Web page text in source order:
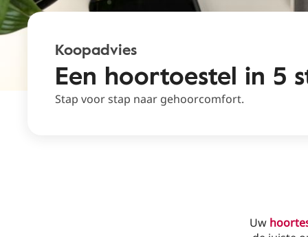
Koopadvies
Een hoortoestel in 5
Stap voor stap naar gehoorcomfort.
Uw